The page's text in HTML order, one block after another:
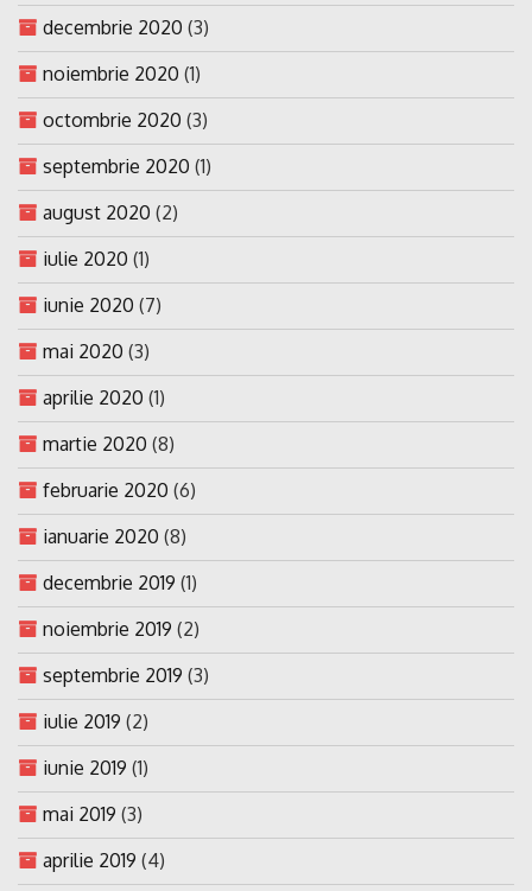
decembrie 2020 (3)
noiembrie 2020 (1)
octombrie 2020 (3)
septembrie 2020 (1)
august 2020 (2)
iulie 2020 (1)
iunie 2020 (7)
mai 2020 (3)
aprilie 2020 (1)
martie 2020 (8)
februarie 2020 (6)
ianuarie 2020 (8)
decembrie 2019 (1)
noiembrie 2019 (2)
septembrie 2019 (3)
iulie 2019 (2)
iunie 2019 (1)
mai 2019 (3)
aprilie 2019 (4)